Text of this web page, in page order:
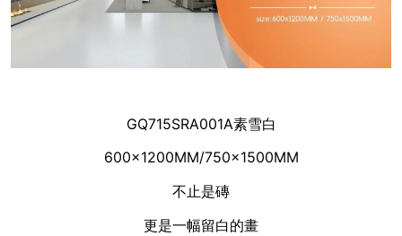
GQ715SRA001A素雪白
600x1200MM/750x1500MM
不止是磚
更是一幅留白的畫